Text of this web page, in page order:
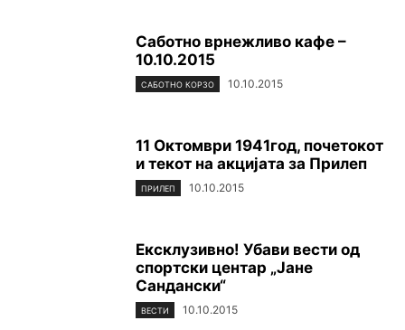
Саботно врнежливо кафе –
10.10.2015
САБОТНО КОРЗО 10.10.2015
11 Oктомври 1941год, почетокот
и текот на акцијата за Прилеп
ПРИЛЕП 10.10.2015
Ексклузивно! Убави вести од
спортски центар „Јане
Сандански“
ВЕСТИ 10.10.2015